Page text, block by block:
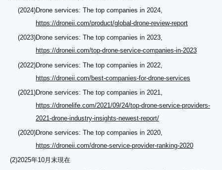
(2024)Drone services: The top companies in 2024,
https://droneii.com/product/global-drone-review-report
(2023)Drone services: The top companies in 2023,
https://droneii.com/top-drone-service-companies-in-2023
(2022)Drone services: The top companies in 2022,
https://droneii.com/best-companies-for-drone-services
(2021)Drone services: The top companies in 2021,
https://dronelife.com/2021/09/24/top-drone-service-providers-
2021-drone-industry-insights-newest-report/
(2020)Drone services: The top companies in 2020,
https://droneii.com/drone-service-provider-ranking-2020
(2)2025年10月末現在